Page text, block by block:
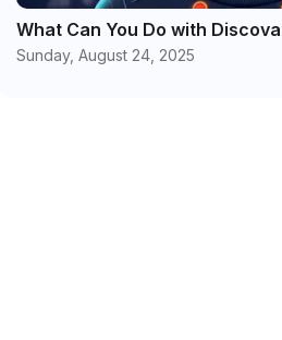
What Can You Do with
Sunday, August 24, 2025